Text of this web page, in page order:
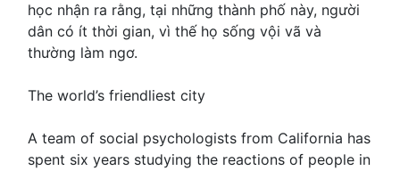
học nhận ra rằng, tại những thành phố này, người
dân có ít thời gian, vì thế họ sống vội vã và
thường làm ngơ.
The world’s friendliest city
A team of social psychologists from California has
spent six years studying the reactions of people in